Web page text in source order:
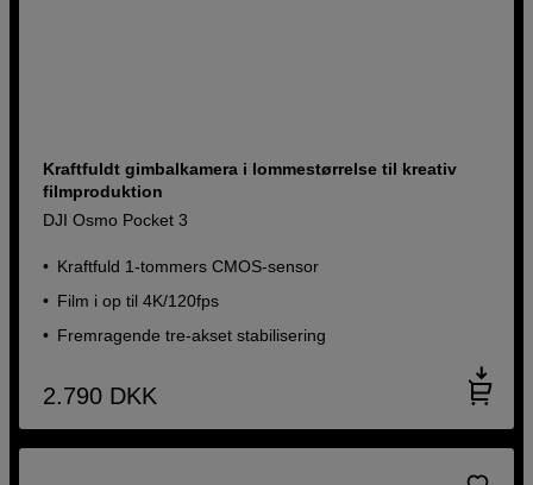
Kraftfuldt gimbalkamera i lommestørrelse til kreativ
filmproduktion
DJI Osmo Pocket 3
Kraftfuld 1-tommers CMOS-sensor
Film i op til 4K/120fps
Fremragende tre-akset stabilisering
2.790 DKK